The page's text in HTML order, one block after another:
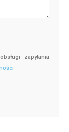
zapytania